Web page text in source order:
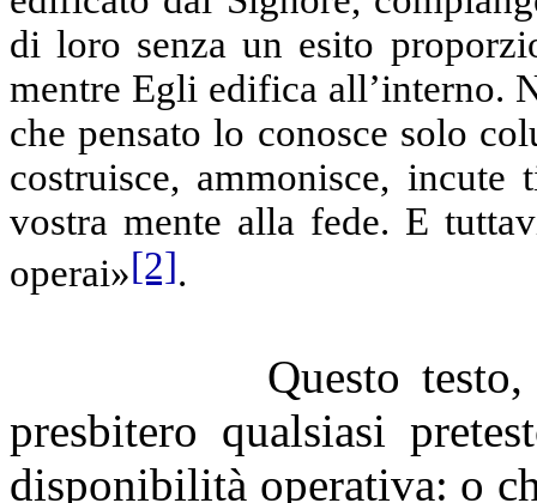
di loro senza un esito
mentre Egli edifica all’interno.
che pensato lo conosce solo
costruisce, ammonisce,
vostra mente alla fede. E
operai»[2].
Questo
presbitero qualsiasi
disponibilità operativa: o